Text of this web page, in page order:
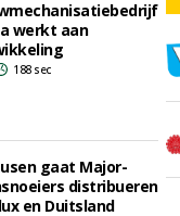
werkt aan
188 sec
gaat Major-
distribueren
en Duitsland